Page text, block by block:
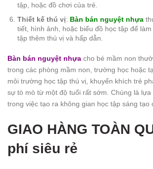
tập, hoặc đồ chơi của trẻ.
Thiết kế thú vị: Bàn bán nguyệt nhựa
tiết, hình ảnh, hoặc biểu đồ học tập để
tập thêm thú vị và hấp dẫn.
Bàn bán nguyệt nhựa cho bé mầm non
trong các phòng mầm non, trường học hoặc
môi trường học tập thú vị, khuyến khích trẻ
sự tò mò từ một độ tuổi rất sớm. Chúng là lựa
trong việc tạo ra không gian học tập sáng tạo
GIAO HÀNG TOÀN
phí siêu rẻ